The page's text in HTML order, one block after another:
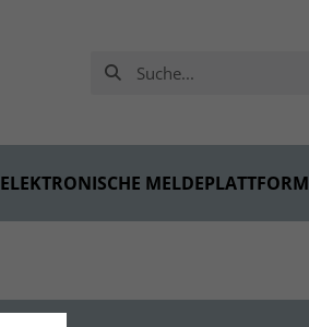
ELEKTRONISCHE MELDEPLATTFORM